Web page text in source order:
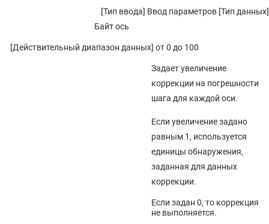
[Тип ввода] Ввод параметров [Тип данных]
Байт ось
[Действительный диапазон данных] от 0 до 100
Задает увеличение
коррекции на погрешности
шага для каждой оси.
Если увеличение задано
равным 1, используется
единицы обнаружения,
заданная для данных
коррекции.
Если задан 0, то коррекция
не выполняется.